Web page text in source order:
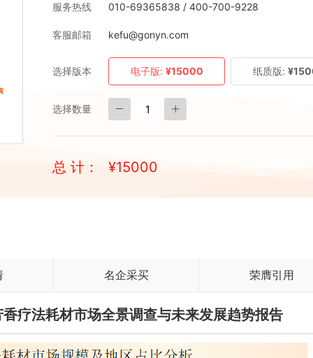
服务热线 010-69365838 / 400-700-9228
客服邮箱 kefu@gonyn.com
选择版本 电子版: ¥15000 纸质版:
选择数量
总 计： ¥15000
名企采买 荣膺引用
疗法耗材市场全景调查与未来发展趋势报告